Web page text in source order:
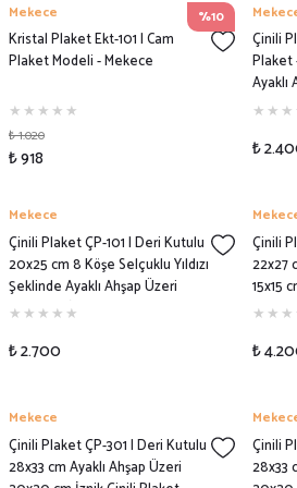
%10
Mekece
Kristal Plaket Ekt-101 | Cam
Plaket Modeli - Mekece
₺ 1.020
₺ 918
Çinili
Plaket
Ayaklı
Çinili
₺
Mekece
Çinili Plaket ÇP-101 | Deri Kutulu
20x25 cm 8 Köşe Selçuklu Yıldızı
Şeklinde Ayaklı Ahşap Üzeri
10x10 cm İznik Çinili Plaket
₺ 2.700
Çinili
22x27
15x15
Modeli
₺
Mekece
Çinili Plaket ÇP-301 | Deri Kutulu
28x33 cm Ayaklı Ahşap Üzeri
Çinili
28x33